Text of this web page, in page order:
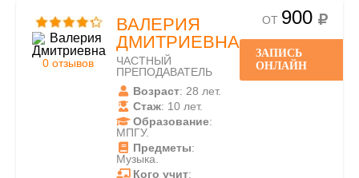
0 отзывов
ВАЛЕРИЯ
ДМИТРИЕВНА
ЧАСТНЫЙ
ПРЕПОДАВАТЕЛЬ
Возраст: 28 лет.
Стаж: 10 лет.
Образование:
МПГУ.
Предметы:
Музыка.
Кого учит:
ОТ 900
ЗАПИСЬ
ОНЛАЙН